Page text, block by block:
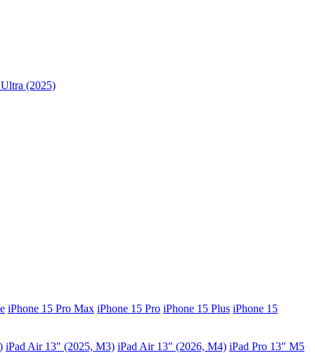
(2025)
iPhone 15 Pro Max iPhone 15 Pro iPhone 15 Plus iPhone 15
iPad Air 13" (2025, M3) iPad Air 13" (2026, M4) iPad Pro 13" M5